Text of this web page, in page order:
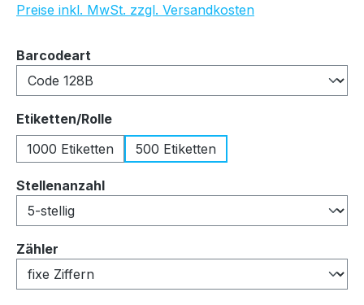
Preise inkl. MwSt. zzgl. Versandkosten
Barcodeart
Etiketten/Rolleauswählen
1000 Etiketten
500 Etiketten
Stellenanzahlauswählen
Zähler